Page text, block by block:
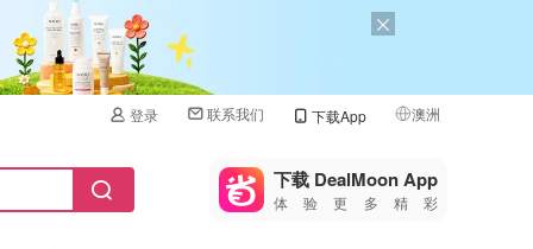
登录 联系我们 下载App 澳洲
🇺🇸
🇨🇳 中国
下载 DealMoon App
体验更多精彩